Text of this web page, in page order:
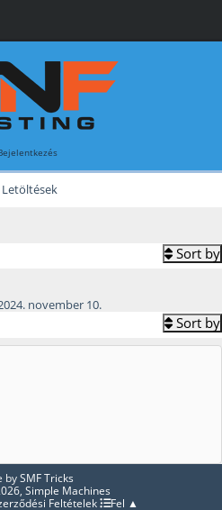
Letöltések
Sort by
november 10.
Sort by
bySMF Tricks
, Simple Machines
Feltételek Fel ▲